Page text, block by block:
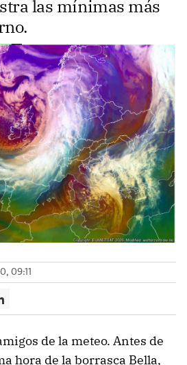
las mínimas más
09:11
de la meteo. Antes de
hora de la borrasca Bella,